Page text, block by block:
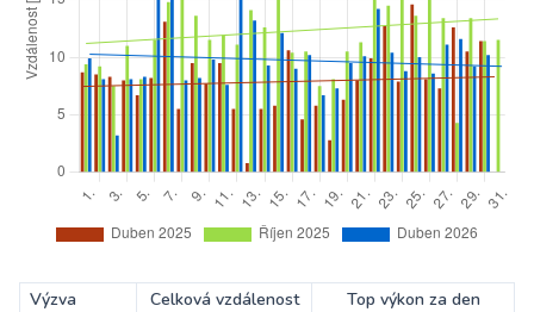
Výzva Celková vzdálenost
Top výkon za den